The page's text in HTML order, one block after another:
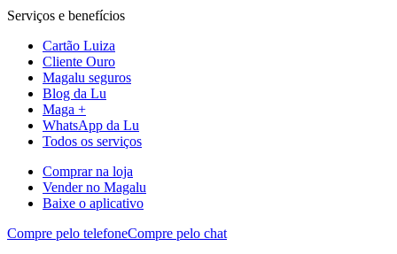
Serviços e benefícios
Cartão Luiza
Cliente Ouro
Magalu seguros
Blog da Lu
Maga +
WhatsApp da Lu
Todos os serviços
Comprar na loja
Vender no Magalu
Baixe o aplicativo
Compre pelo telefoneCompre pelo chat